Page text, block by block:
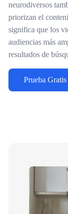
neurodiversos
priorizan el
significa que los
audiencias más
resultados de
Prueba Gratis